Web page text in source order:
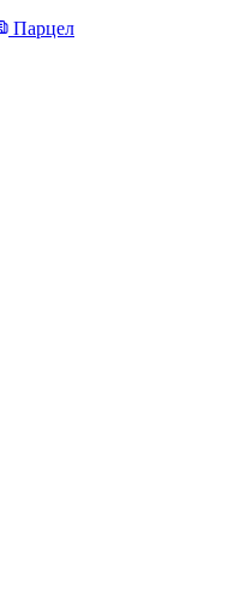
Парцел